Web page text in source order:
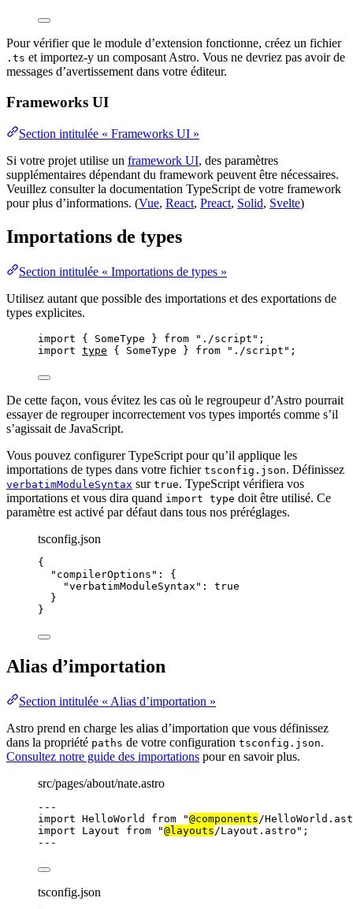
Pour vérifier que le module d’extension fonctionne, créez un fichier
.ts et importez-y un composant Astro. Vous ne devriez pas avoir de
messages d’avertissement dans votre éditeur.
Frameworks UI
Section intitulée « Frameworks UI »
Si votre projet utilise un framework UI, des paramètres
supplémentaires dépendant du framework peuvent être nécessaires.
Veuillez consulter la documentation TypeScript de votre framework
pour plus d’informations. (Vue, React, Preact, Solid, Svelte)
Importations de types
Section intitulée « Importations de types »
Utilisez autant que possible des importations et des exportations de
types explicites.
import { SomeType } from " ./script " ;
import type { SomeType } from " ./script " ;
De cette façon, vous évitez les cas où le regroupeur d’Astro pourrait
essayer de regrouper incorrectement vos types importés comme s’il
s’agissait de JavaScript.
Vous pouvez configurer TypeScript pour qu’il applique les
importations de types dans votre fichier tsconfig.json. Définissez
verbatimModuleSyntax sur true. TypeScript vérifiera vos
importations et vous dira quand import type doit être utilisé. Ce
paramètre est activé par défaut dans tous nos préréglages.
tsconfig.json
{
"compilerOptions" : {
"verbatimModuleSyntax" : true
}
}
Alias d’importation
Section intitulée « Alias d’importation »
Astro prend en charge les alias d’importation que vous définissez
dans la propriété paths de votre configuration tsconfig.json.
Consultez notre guide des importations pour en savoir plus.
src/pages/about/nate.astro
---
import HelloWorld from "@components/
import Layout from "@layouts/Layout.astro " ;
---
tsconfig.json